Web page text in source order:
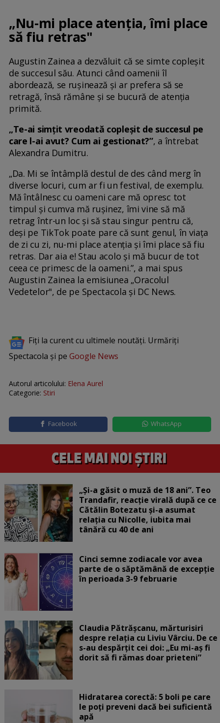
„Nu-mi place atenția, îmi place
să fiu retras"
Augustin Zainea a dezvăluit că se simte copleșit
de succesul său. Atunci când oamenii îl
abordează, se rușinează și ar prefera să se
retragă, însă rămâne și se bucură de atenția
primită.
„Te-ai simțit vreodată copleșit de succesul pe
care l-ai avut? Cum ai gestionat?”, a întrebat
Alexandra Dumitru.
„Da. Mi se întâmplă destul de des când merg în
diverse locuri, cum ar fi un festival, de exemplu.
Mă întâlnesc cu oameni care mă opresc tot
timpul și cumva mă rușinez, îmi vine să mă
retrag într-un loc și să stau singur pentru că,
deși pe TikTok poate pare că sunt genul, în viața
de zi cu zi, nu-mi place atenția și îmi place să fiu
retras. Dar aia e! Stau acolo și mă bucur de tot
ceea ce primesc de la oameni.”, a mai spus
Augustin Zainea la emisiunea „Oracolul
Vedetelor", de pe Spectacola și DC News.
Fiți la curent cu ultimele noutăți. Urmăriți
Spectacola și pe Google News
Autorul articolului: Elena Aurel
Categorie: Stiri
Facebook WhatsApp
„Și-a găsit o muză de 18 ani”. Teo
Trandafir, reacție virală după ce ce
Cătălin Botezatu și-a asumat
relația cu Nicolle, iubita mai
tânără cu 40 de ani
Cinci semne zodiacale vor avea
parte de o săptămână de excepție
în perioada 3-9 februarie
Claudia Pătrășcanu, mărturisiri
despre relația cu Liviu Vârciu. De ce
s-au despărțit cei doi: „Eu mi-aș fi
dorit să fi rămas doar prieteni”
Hidratarea corectă: 5 boli pe care
le poți preveni dacă bei suficientă
apă